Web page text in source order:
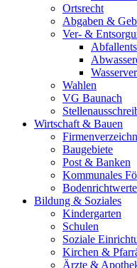
Ortsrecht
Abgaben &
Ver- &
Wahlen
VG Baunach
Wirtschaft & Bauen
Baugebiete
Post & Banken
Kommunales
Bodenrichtwerte
Bildung & Soziales
Kindergarten
Schulen
Soziale
Kirchen &
Ärzte &